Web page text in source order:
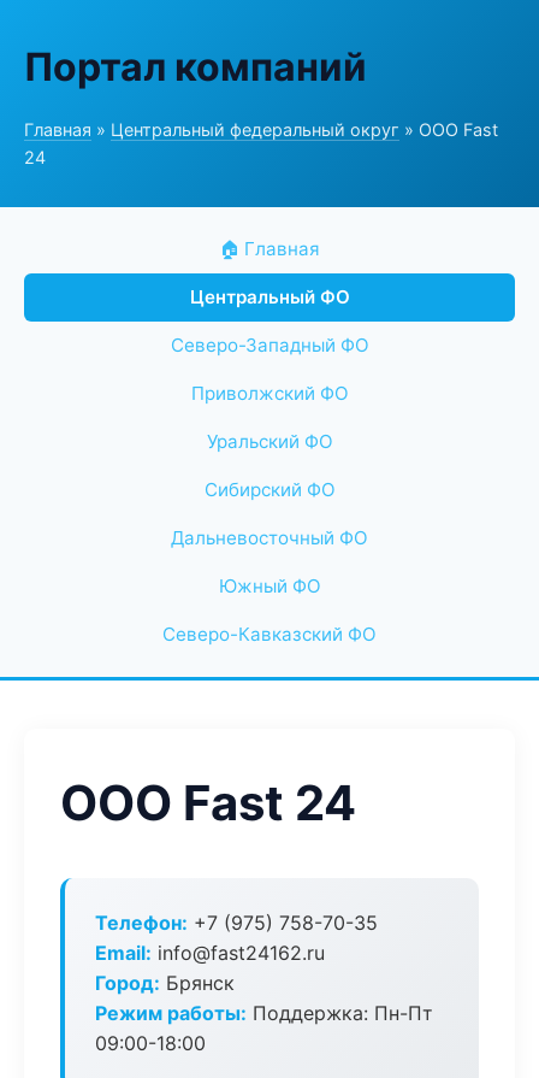
Портал компаний
Главная » Центральный федеральный округ » ООО Fast
24
🏠 Главная
Центральный ФО
Северо-Западный ФО
Приволжский ФО
Уральский ФО
Сибирский ФО
Дальневосточный ФО
Южный ФО
Северо-Кавказский ФО
ООО Fast 24
Телефон: +7 (975) 758-70-35
Email: info@fast24162.ru
Город: Брянск
Режим работы: Поддержка: Пн-Пт
09:00-18:00